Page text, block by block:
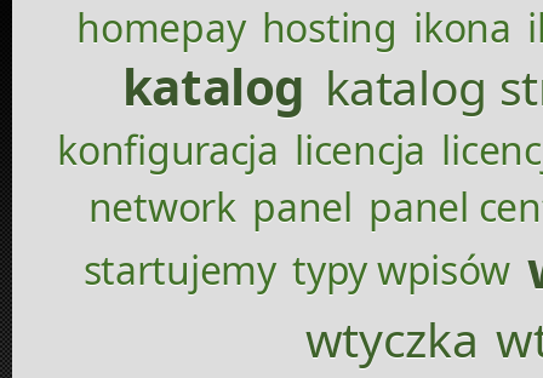
homepay hosting ikona
katalog katalog
konfiguracja licencja
network panel panel
startujemy typy wpisów
wtyczka